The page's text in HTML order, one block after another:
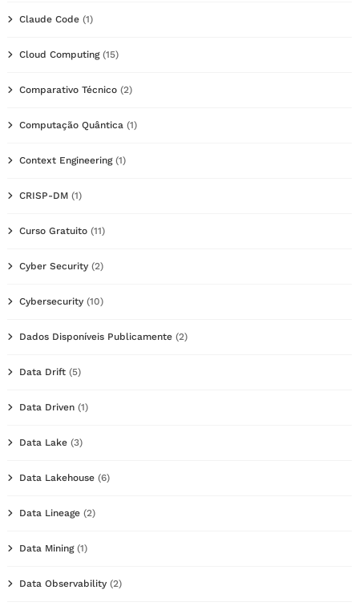
Claude Code (1)
Cloud Computing(15)
Comparativo Técnico (2)
Computação Quântica (1)
Context Engineering(1)
CRISP-DM (1)
Curso Gratuito (11)
Cyber Security (2)
Cybersecurity (10)
Dados Disponíveis Publicamente (2)
Data Drift (5)
Data Driven (1)
Data Lake (3)
Data Lakehouse (6)
Data Lineage (2)
Data Mining(1)
Data Observability (2)